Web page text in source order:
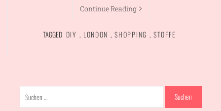
Continue Reading
TAGGED DIY , LONDON , SHOPPING , STOFFE
Suchen
nach: